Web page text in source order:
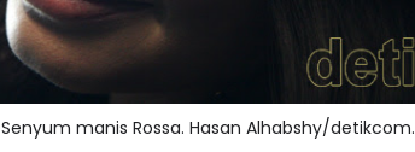
Senyum manis Rossa. Hasan Alhabshy/detikcom.